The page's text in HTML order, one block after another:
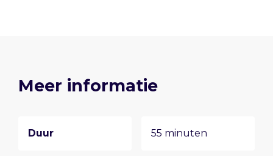
Meer informatie
Duur 55 minuten